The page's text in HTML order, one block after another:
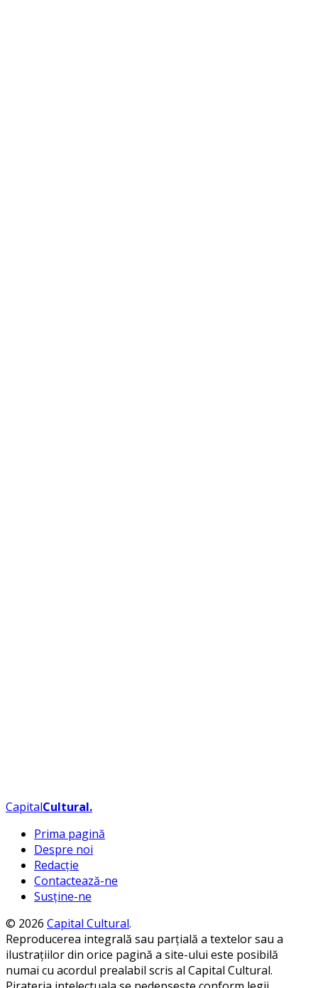
CapitalCultural.
Prima pagină
Despre noi
Redacție
Contactează-ne
Susține-ne
© 2026 Capital Cultural.
Reproducerea integrală sau parțială a textelor sau a
ilustrațiilor din orice pagină a site-ului este posibilă
numai cu acordul prealabil scris al Capital Cultural.